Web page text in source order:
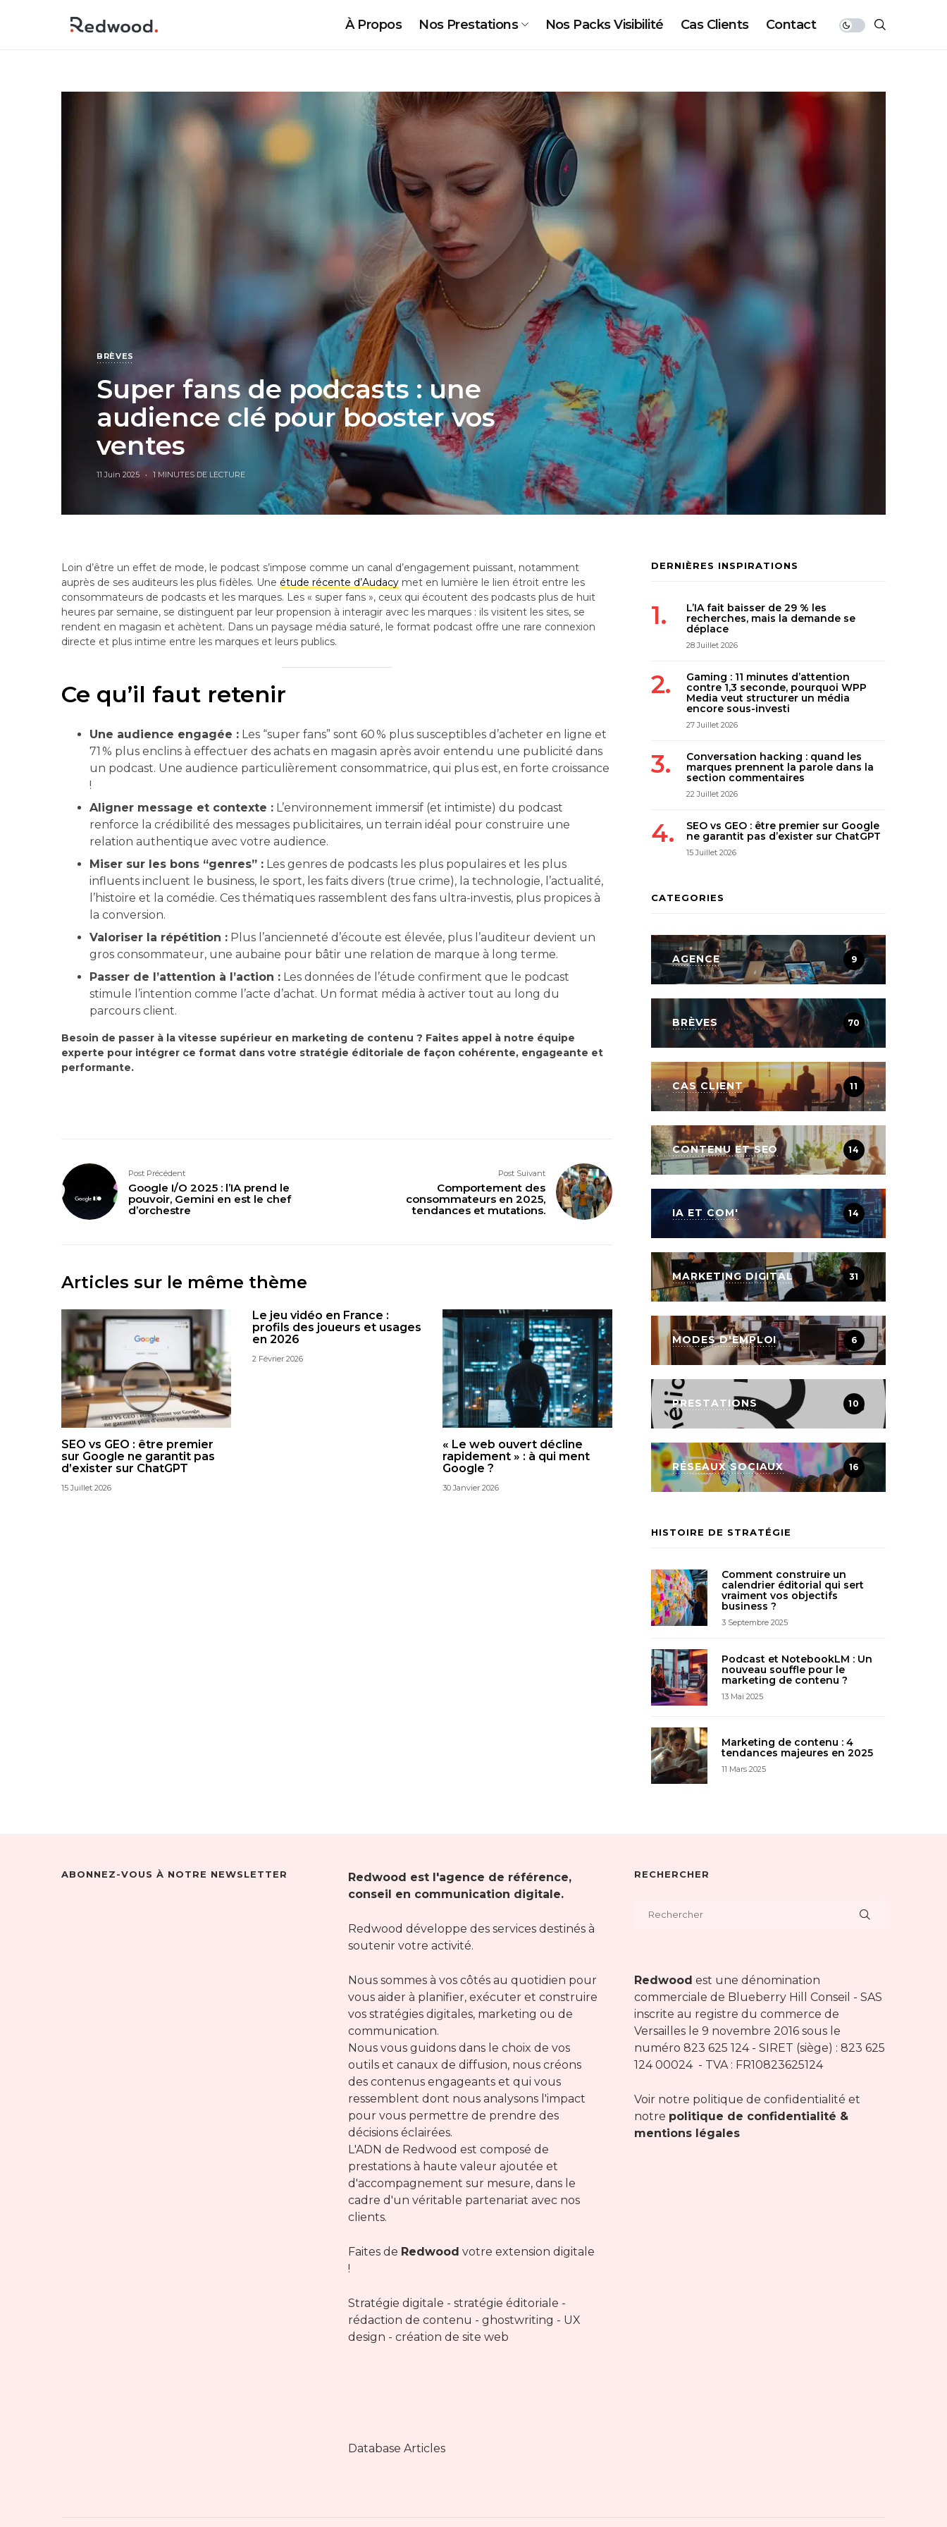
À Propos Nos Prestations Nos Packs Visibilité Cas Clients Contact
BRÈVES
Super fans de podcasts : une
audience clé pour booster vos
ventes
11 Juin 2025 1 MINUTES DE LECTURE
Loin d’être un effet de mode, le podcast s’impose comme un canal d’engagement puissant, notamment
auprès de ses auditeurs les plus fidèles. Une étude récente d’Audacy met en lumière le lien étroit entre les
consommateurs de podcasts et les marques. Les « super fans », ceux qui écoutent des podcasts plus de huit
heures par semaine, se distinguent par leur propension à interagir avec les marques : ils visitent les sites, se
rendent en magasin et achètent. Dans un paysage média saturé, le format podcast offre une rare connexion
directe et plus intime entre les marques et leurs publics.
Ce qu’il faut retenir
Une audience engagée : Les “super fans” sont 60 % plus susceptibles d’acheter en ligne et
71 % plus enclins à effectuer des achats en magasin après avoir entendu une publicité dans
un podcast. Une audience particulièrement consommatrice, qui plus est, en forte croissance
!
Aligner message et contexte : L’environnement immersif (et intimiste) du podcast
renforce la crédibilité des messages publicitaires, un terrain idéal pour construire une
relation authentique avec votre audience.
Miser sur les bons “genres” : Les genres de podcasts les plus populaires et les plus
influents incluent le business, le sport, les faits divers (true crime), la technologie, l’actualité,
l’histoire et la comédie. Ces thématiques rassemblent des fans ultra-investis, plus propices à
la conversion.
Valoriser la répétition : Plus l’ancienneté d’écoute est élevée, plus l’auditeur devient un
gros consommateur, une aubaine pour bâtir une relation de marque à long terme.
Passer de l’attention à l’action : Les données de l’étude confirment que le podcast
stimule l’intention comme l’acte d’achat. Un format média à activer tout au long du
parcours client.
Besoin de passer à la vitesse supérieur en marketing de contenu ? Faites appel à notre équipe
experte pour intégrer ce format dans votre stratégie éditoriale de façon cohérente, engageante et
performante.
Post Précédent
Google I/O 2025 : l’IA prend le
pouvoir, Gemini en est le chef
d’orchestre
Post Suivant
Comportement des
consommateurs en 2025,
tendances et mutations.
Articles sur le même thème
SEO vs GEO : être premier
sur Google ne garantit pas
d’exister sur ChatGPT
15 Juillet 2026
Le jeu vidéo en France :
profils des joueurs et usages
en 2026
2 Février 2026
« Le web ouvert décline
rapidement » : à qui ment
Google ?
30 Janvier 2026
DERNIÈRES INSPIRATIONS
L’IA fait baisser de 29 % les
recherches, mais la demande se
déplace
28 Juillet 2026
Gaming : 11 minutes d’attention
contre 1,3 seconde, pourquoi WPP
Media veut structurer un média
encore sous-investi
27 Juillet 2026
Conversation hacking : quand les
marques prennent la parole dans la
section commentaires
22 Juillet 2026
SEO vs GEO : être premier sur Google
ne garantit pas d’exister sur ChatGPT
15 Juillet 2026
CATEGORIES
AGENCE 9
BRÈVES 70
CAS CLIENT 11
CONTENU ET SEO 14
IA ET COM' 14
MARKETING DIGITAL 31
MODES D'EMPLOI 6
PRESTATIONS 10
RÉSEAUX SOCIAUX 16
HISTOIRE DE STRATÉGIE
Comment construire un
calendrier éditorial qui sert
vraiment vos objectifs
business ?
3 Septembre 2025
Podcast et NotebookLM : Un
nouveau souffle pour le
marketing de contenu ?
13 Mai 2025
Marketing de contenu : 4
tendances majeures en 2025
11 Mars 2025
ABONNEZ-VOUS À NOTRE NEWSLETTER
Redwood est l'agence de référence,
conseil en communication digitale.
Redwood développe des services destinés à
soutenir votre activité.
Nous sommes à vos côtés au quotidien pour
vous aider à planifier, exécuter et construire
vos stratégies digitales, marketing ou de
communication.
Nous vous guidons dans le choix de vos
outils et canaux de diffusion, nous créons
des contenus engageants et qui vous
ressemblent dont nous analysons l'impact
pour vous permettre de prendre des
décisions éclairées.
L'ADN de Redwood est composé de
prestations à haute valeur ajoutée et
d'accompagnement sur mesure, dans le
cadre d'un véritable partenariat avec nos
clients.
Faites de Redwood votre extension digitale
!
Stratégie digitale - stratégie éditoriale -
rédaction de contenu - ghostwriting - UX
design - création de site web
Database Articles
RECHERCHER
Redwood est une dénomination
commerciale de Blueberry Hill Conseil - SAS
inscrite au registre du commerce de
Versailles le 9 novembre 2016 sous le
numéro 823 625 124 - SIRET (siège) : 823 625
124 00024 - TVA : FR10823625124
Voir notre politique de confidentialité et
notre politique de confidentialité &
mentions légales